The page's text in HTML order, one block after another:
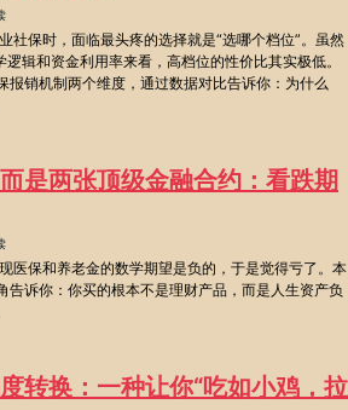
社保时，面临最头疼的选择就是“选哪个档位”。虽然
辑和资金利用率来看，高档位的性价比其实极低。
报销机制两个维度，通过数据对比告诉你：为什么
是两张顶级金融合约：看跌期
医保和养老金的数学期望是负的，于是觉得亏了。本
告诉你：你买的根本不是理财产品，而是人生资产负
转换：一种让你“吃如小鸡，拉